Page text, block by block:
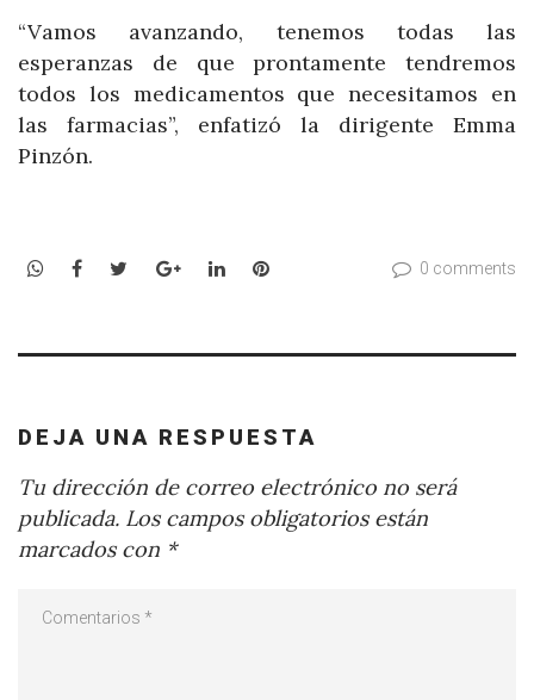
“Vamos avanzando, tenemos todas las
esperanzas de que prontamente tendremos
todos los medicamentos que necesitamos en
las farmacias”, enfatizó la dirigente Emma
Pinzón.
WhatsApp
Facebook
TwitterGoogle+LinkedInPinterest 0 comments
DEJA UNA RESPUESTA
Tu dirección de correo electrónico no será
publicada. Los campos obligatorios están
marcados con *